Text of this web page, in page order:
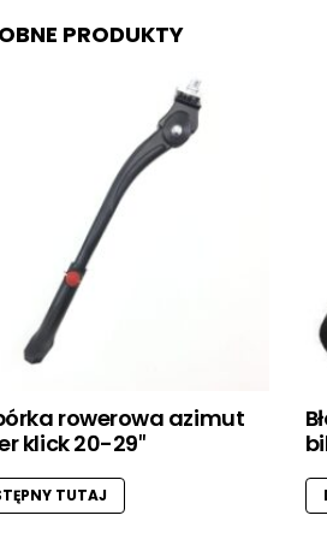
PRODUKTY
rowerowa azimut
klick 20-29″
TUTAJ